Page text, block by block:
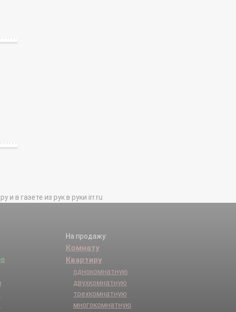
в газете из рук в руки irr.ru
На продажу:
Комнату
Квартиру
однокомнатную
двухкомнатную
трехкомнатную
многокомнатную